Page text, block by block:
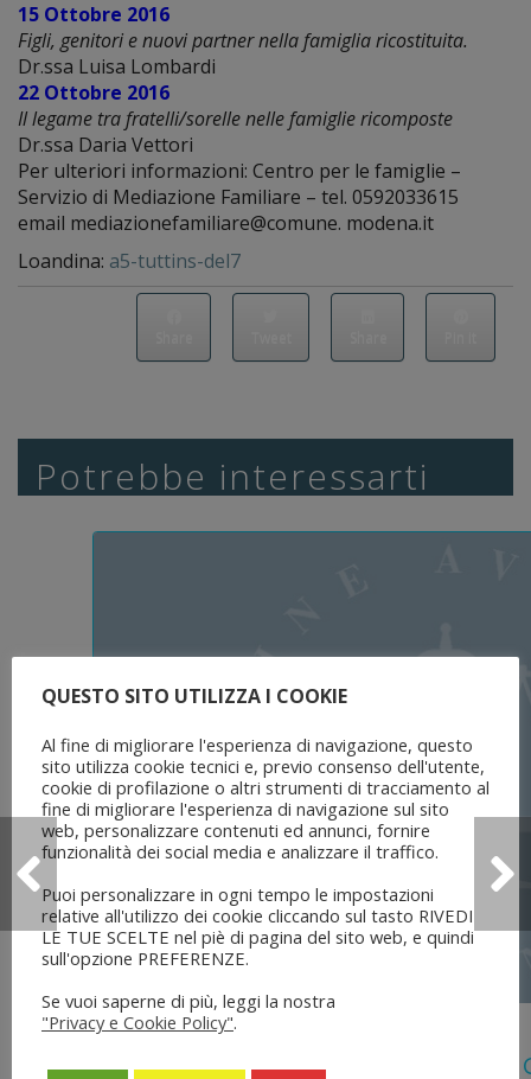
15 Ottobre 2016
Figli, genitori e nuovi partner nella famiglia ricostituita.
Dr.ssa Luisa Lombardi
22 Ottobre 2016
Il legame tra fratelli/sorelle nelle famiglie ricomposte
Dr.ssa Daria Vettori
Per ulteriori informazioni: Centro per le famiglie –
Servizio di Mediazione Familiare – tel. 0592033615
email mediazionefamiliare@comune. modena.it
Loandina: a5-tuttins-del7
Potrebbe interessarti
5 Agosto 2026
Legge 28 Luglio 2026 N. 137 “delega
QUESTO SITO UTILIZZA I COOKIE
Al fine di migliorare l'esperienza di navigazione, questo
sito utilizza cookie tecnici e, previo consenso dell'utente,
cookie di profilazione o altri strumenti di tracciamento al
fine di migliorare l'esperienza di navigazione sul sito
web, personalizzare contenuti ed annunci, fornire
funzionalità dei social media e analizzare il traffico.
Puoi personalizzare in ogni tempo le impostazioni
relative all'utilizzo dei cookie cliccando sul tasto RIVEDI
LE TUE SCELTE nel piè di pagina del sito web, e quindi
sull'opzione PREFERENZE.
Se vuoi saperne di più, leggi la nostra
"Privacy e Cookie Policy".